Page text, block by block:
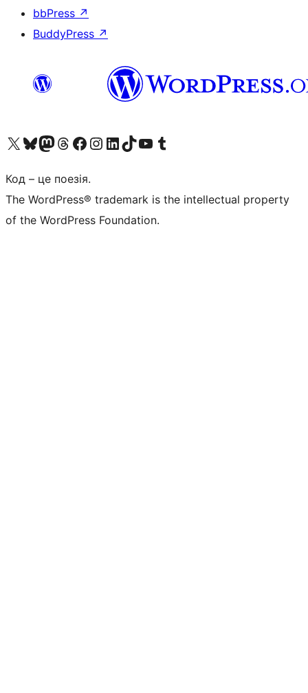
bbPress ↗
BuddyPress ↗
Visit our X (formerly Twitter) account
Visit our Bluesky account
Завітайте до нашої стрічки в Mastodon
Visit our Threads account
Завітайте на нашу сторінку в Facebook
Visit our Instagram account
Visit our LinkedIn account
Visit our TikTok account
Visit our YouTube channel
Visit our Tumblr account
Код – це поезія.
The WordPress® trademark is the intellectual property
of the WordPress Foundation.